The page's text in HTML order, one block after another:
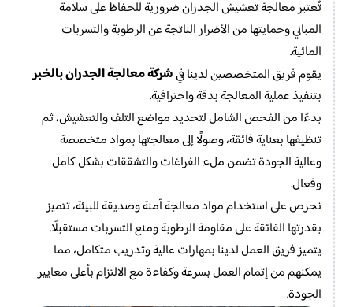
تُعتبر معالجة تعشيش الجدران ضرورية للحفاظ على سلامة
المباني وحمايتها من الأضرار الناتجة عن الرطوبة والتسربات
المائية.
يقوم فريق المتخصصين لدينا فيشركة معالجة الجدران بالخبر
بتنفيذ عملية المعالجة بدقة واحترافية.
بدءًا من الفحص الشامل لتحديد مواضع التلف والتعشيش، ثم
تنظيفها بعناية فائقة، وصولًا إلى معالجتها بمواد متخصصة
وعالية الجودة تضمن ملء الفراغات والتشققات بشكل كامل
وفعال.
نحرص على استخدام مواد معالجة آمنة وصديقة للبيئة، تتميز
بقدرتها الفائقة على مقاومة الرطوبة ومنع التسربات مستقبلًا.
يتميز فريق العمل لدينا بمهارات عالية وتدريب متكامل، مما
يمكنهم من إتمام العمل بسرعة وكفاءة مع الالتزام بأعلى معايير
الجودة.